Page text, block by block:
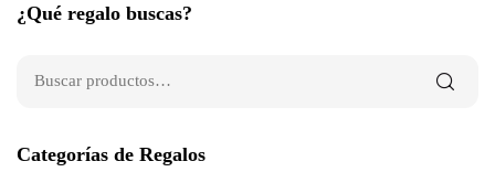
¿Qué regalo buscas?
Categorías de Regalos